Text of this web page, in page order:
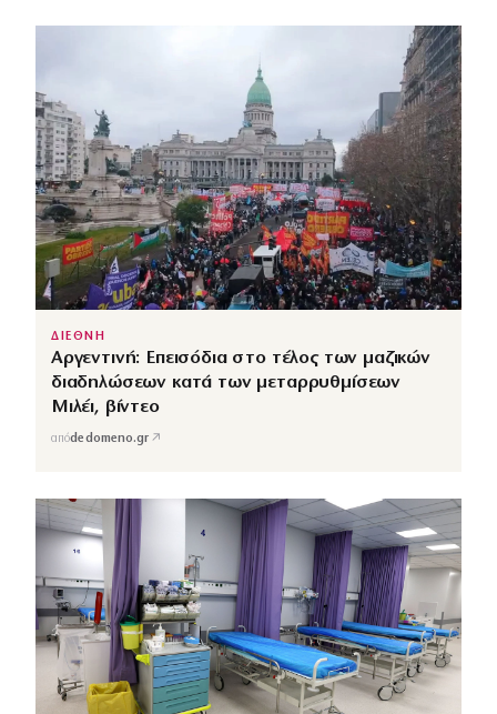
ΔΙΕΘΝΗ
Αργεντινή: Επεισόδια στο τέλος των μαζικών
διαδηλώσεων κατά των μεταρρυθμίσεων
Μιλέι, βίντεο
απόdedomeno.gr ↗